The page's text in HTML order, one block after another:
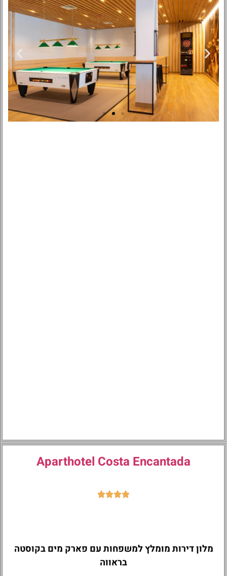
Aparthotel Costa Encantada
מלון דירות מומלץ למשפחות עם פארק מים בקוסטה
בראווה